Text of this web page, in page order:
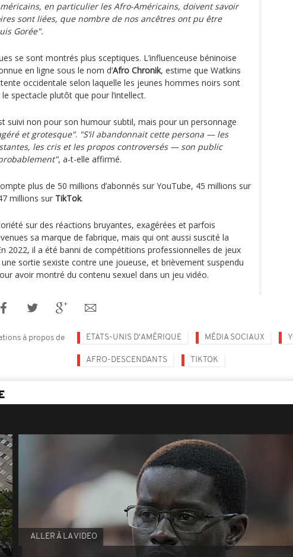
en particulier les Afro-Américains, doivent savoir
sont liées, que nombre de nos ancêtres ont pu être
Gorée".
se sont montrés plus sceptiques. L’influenceuse béninoise
en ligne sous le nom d’Afro Chronik, estime que Watkins
occidentale selon laquelle les jeunes hommes noirs sont
spectacle plutôt que pour l’intellect.
suivi non pour son humour subtil, mais pour un personnage
et grotesque". "S’il abandonnait cette persona — les
les cris et les propos controversés — son public
, a-t-elle affirmé.
plus de 50 millions d’abonnés sur YouTube, 45 millions sur
millions sur TikTok.
sur des réactions bruyantes, exagérées et parfois
sa marque de fabrique, mais qui ont aussi suscité la
2022, il a été banni de compétitions professionnelles de jeux
sortie sexiste contre une joueuse, et brièvement suspendu
avoir montré du contenu sexuel dans un jeu vidéo.
à propos de ETATS-UNIS D'AMÉRIQUE MÉDIA SOCIAUX
AFRO-DESCENDANTS TIKTOK
ALLER À LA VIDEO